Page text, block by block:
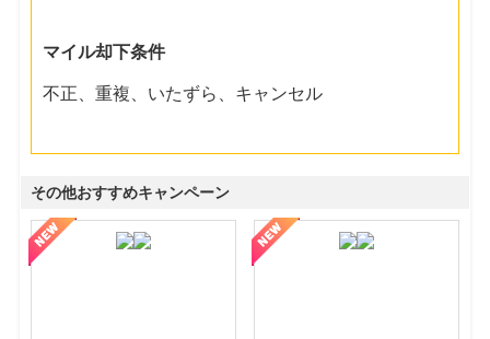
マイル却下条件
不正、重複、いたずら、キャンセル
その他おすすめキャンペーン